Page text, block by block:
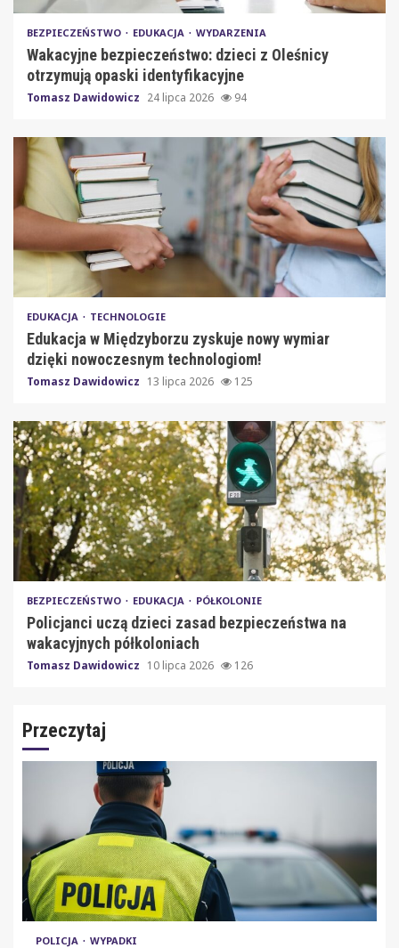
BEZPIECZEŃSTWO EDUKACJA WYDARZENIA
Wakacyjne bezpieczeństwo: dzieci z Oleśnicy
otrzymują opaski identyfikacyjne
Tomasz Dawidowicz 24 lipca 2026 94
EDUKACJA TECHNOLOGIE
Edukacja w Międzyborzu zyskuje nowy wymiar
dzięki nowoczesnym technologiom!
Tomasz Dawidowicz 13 lipca 2026 125
BEZPIECZEŃSTWO EDUKACJA PÓŁKOLONIE
Policjanci uczą dzieci zasad bezpieczeństwa na
wakacyjnych półkoloniach
Tomasz Dawidowicz 10 lipca 2026 126
Przeczytaj
POLICJA WYPADKI